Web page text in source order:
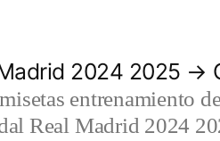
2024 2025 →
entrenamiento
Real Madrid 2024